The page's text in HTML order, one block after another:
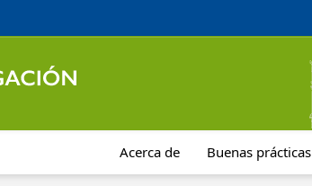
Acerca de Buenas prácticas